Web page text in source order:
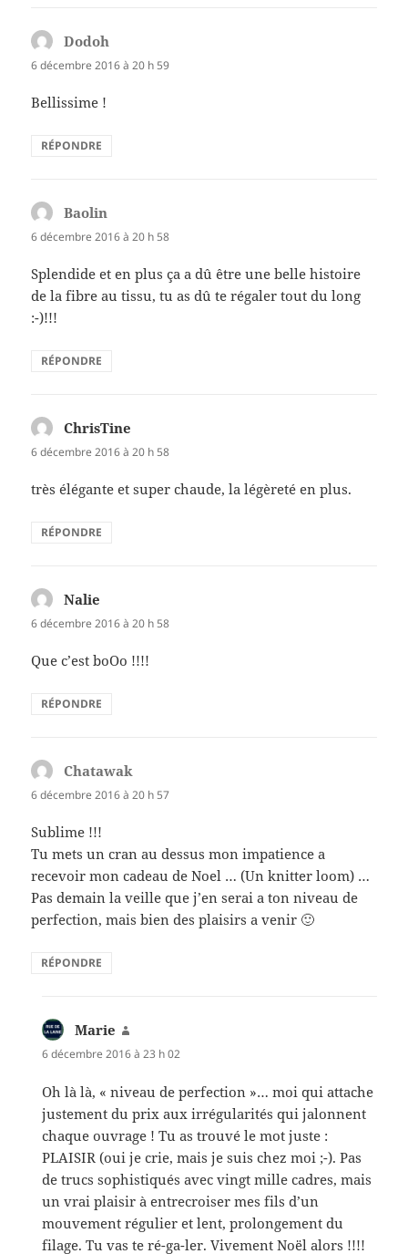
Dodoh
6 décembre 2016 à 20 h 59
Bellissime !
RÉPONDRE
Baolin
6 décembre 2016 à 20 h 58
Splendide et en plus ça a dû être une belle histoire
de la fibre au tissu, tu as dû te régaler tout du long
:-)!!!
RÉPONDRE
ChrisTine
6 décembre 2016 à 20 h 58
très élégante et super chaude, la légèreté en plus.
RÉPONDRE
Nalie
6 décembre 2016 à 20 h 58
Que c’est boOo !!!!
RÉPONDRE
Chatawak
6 décembre 2016 à 20 h 57
Sublime !!!
Tu mets un cran au dessus mon impatience a
recevoir mon cadeau de Noel … (Un knitter loom) …
Pas demain la veille que j’en serai a ton niveau de
perfection, mais bien des plaisirs a venir 🙂
RÉPONDRE
Marie
6 décembre 2016 à 23 h 02
Oh là là, « niveau de perfection »… moi qui attache
justement du prix aux irrégularités qui jalonnent
chaque ouvrage ! Tu as trouvé le mot juste :
PLAISIR (oui je crie, mais je suis chez moi ;-). Pas
de trucs sophistiqués avec vingt mille cadres, mais
un vrai plaisir à entrecroiser mes fils d’un
mouvement régulier et lent, prolongement du
filage. Tu vas te ré-ga-ler. Vivement Noël alors !!!!